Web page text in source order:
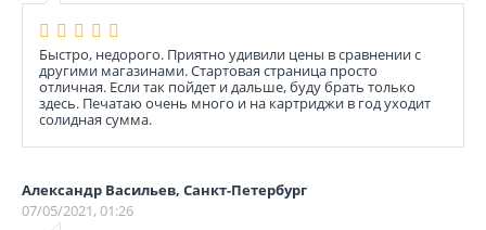
Быстро, недорого. Приятно удивили цены в сравнении с
другими магазинами. Стартовая страница просто
отличная. Если так пойдет и дальше, буду брать только
здесь. Печатаю очень много и на картриджи в год уходит
солидная сумма.
Александр Васильев, Санкт-Петербург
07/05/2021, 01:26